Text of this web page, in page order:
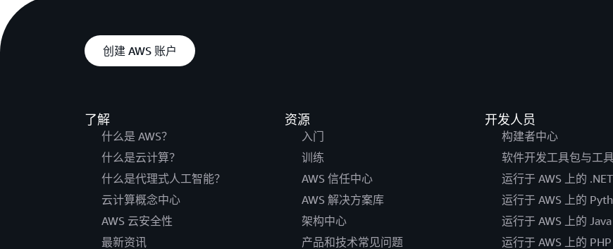
创建 AWS 账户
了解
什么是 AWS？
什么是云计算？
什么是代理式人工智能？
云计算概念中心
AWS 云安全性
最新资讯
资源
入门
训练
AWS 信任中心
AWS 解决方案库
架构中心
产品和技术常见问题
开发人员
构建者中心
软件开发工具包与工
运行于 AWS 上的 .NET
运行于 AWS 上的
运行于 AWS 上的 Java
运行于 AWS 上的 PHP